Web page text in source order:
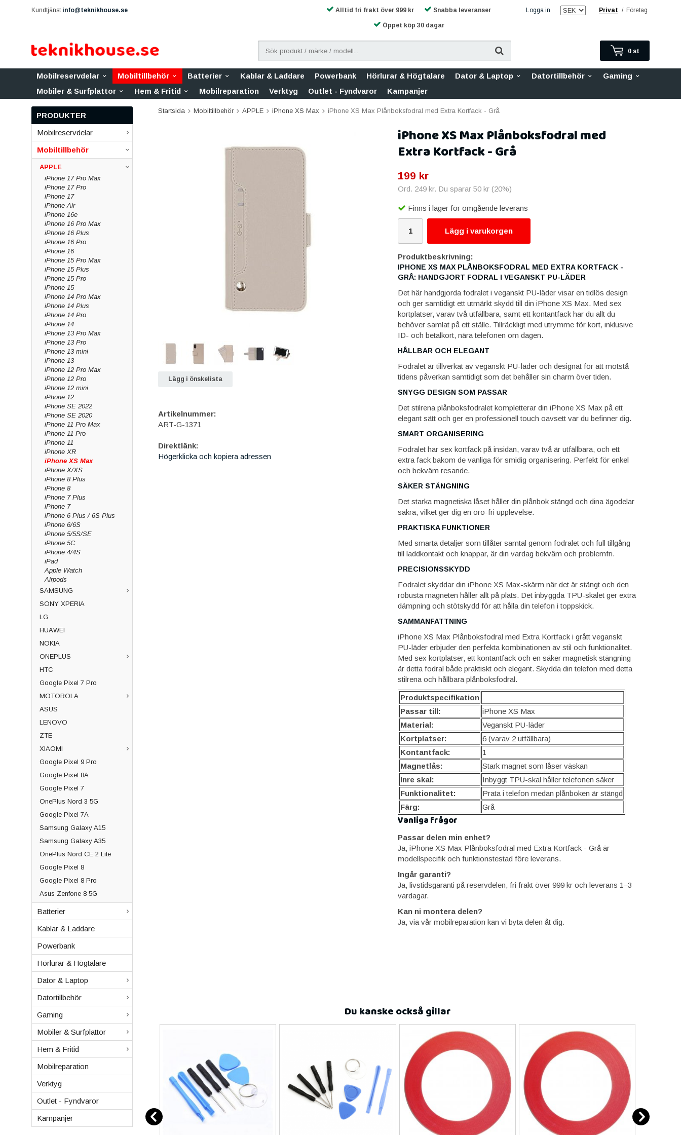
Kundtjänst info@teknikhouse.se Logga in Privat / Företag
Alltid fri frakt över 999 kr Snabba leveranser
Öppet köp 30 dagar
0 st
Mobilreservdelar Mobiltillbehör Batterier Kablar & Laddare Powerbank Hörlurar & Högtalare Dator & Laptop Datortillbehör
Gaming
Mobiler & Surfplattor
Hem & Fritid Mobilreparation Verktyg Outlet - Fyndvaror Kampanjer
PRODUKTER
Mobilreservdelar
Mobiltillbehör
APPLE
iPhone 17 Pro Max
iPhone 17 Pro
iPhone 17
iPhone Air
iPhone 16e
iPhone 16 Pro Max
iPhone 16 Plus
iPhone 16 Pro
iPhone 16
iPhone 15 Pro Max
iPhone 15 Plus
iPhone 15 Pro
iPhone 15
iPhone 14 Pro Max
iPhone 14 Plus
iPhone 14 Pro
iPhone 14
iPhone 13 Pro Max
iPhone 13 Pro
iPhone 13 mini
iPhone 13
iPhone 12 Pro Max
iPhone 12 Pro
iPhone 12 mini
iPhone 12
iPhone SE 2022
iPhone SE 2020
iPhone 11 Pro Max
iPhone 11 Pro
iPhone 11
iPhone XR
iPhone XS Max
iPhone X/XS
iPhone 8 Plus
iPhone 8
iPhone 7 Plus
iPhone 7
iPhone 6 Plus / 6S Plus
iPhone 6/6S
iPhone 5/5S/SE
iPhone 5C
iPhone 4/4S
iPad
Apple Watch
Airpods
SAMSUNG
SONY XPERIA
LG
HUAWEI
NOKIA
ONEPLUS
HTC
Google Pixel 7 Pro
MOTOROLA
ASUS
LENOVO
ZTE
XIAOMI
Google Pixel 9 Pro
Google Pixel 8A
Google Pixel 7
OnePlus Nord 3 5G
Google Pixel 7A
Samsung Galaxy A15
Samsung Galaxy A35
OnePlus Nord CE 2 Lite
Google Pixel 8
Google Pixel 8 Pro
Asus Zenfone 8 5G
Batterier
Kablar & Laddare
Powerbank
Hörlurar & Högtalare
Dator & Laptop
Datortillbehör
Gaming
Mobiler & Surfplattor
Hem & Fritid
Mobilreparation
Verktyg
Outlet - Fyndvaror
Kampanjer
Startsida Mobiltillbehör APPLE iPhone XS Max iPhone XS Max Plånboksfodral med Extra Kortfack - Grå
iPhone XS Max Plånboksfodral med
Extra Kortfack - Grå
199 kr
Ord. 249 kr. Du sparar 50 kr(20%)
Finns i lager för omgående leverans
Lägg i varukorgen
Produktbeskrivning:
IPHONE XS MAX PLÅNBOKSFODRAL MED EXTRA KORTFACK -
GRÅ: HANDGJORT FODRAL I VEGANSKT PU-LÄDER
Det här handgjorda fodralet i veganskt PU-läder visar en tidlös design
och ger samtidigt ett utmärkt skydd till din iPhone XS Max. Med sex
kortplatser, varav två utfällbara, samt ett kontantfack har du allt du
behöver samlat på ett ställe. Tillräckligt med utrymme för kort, inklusive
ID- och betalkort, nära telefonen om dagen.
HÅLLBAR OCH ELEGANT
Fodralet är tillverkat av veganskt PU-läder och designat för att motstå
tidens påverkan samtidigt som det behåller sin charm över tiden.
SNYGG DESIGN SOM PASSAR
Det stilrena plånboksfodralet kompletterar din iPhone XS Max på ett
elegant sätt och ger en professionell touch oavsett var du befinner dig.
SMART ORGANISERING
Fodralet har sex kortfack på insidan, varav två är utfällbara, och ett
extra fack bakom de vanliga för smidig organisering. Perfekt för enkel
och bekväm resande.
SÄKER STÄNGNING
Det starka magnetiska låset håller din plånbok stängd och dina ägodelar
säkra, vilket ger dig en oro-fri upplevelse.
PRAKTISKA FUNKTIONER
Med smarta detaljer som tillåter samtal genom fodralet och full tillgång
till laddkontakt och knappar, är din vardag bekväm och problemfri.
PRECISIONSSKYDD
Fodralet skyddar din iPhone XS Max-skärm när det är stängt och den
robusta magneten håller allt på plats. Det inbyggda TPU-skalet ger extra
dämpning och stötskydd för att hålla din telefon i toppskick.
SAMMANFATTNING
iPhone XS Max Plånboksfodral med Extra Kortfack i grått veganskt
PU-läder erbjuder den perfekta kombinationen av stil och funktionalitet.
Med sex kortplatser, ett kontantfack och en säker magnetisk stängning
är detta fodral både praktiskt och elegant. Skydda din telefon med detta
stilrena och hållbara plånboksfodral.
Produktspecifikation
Passar till:
iPhone XS Max
Material:
Veganskt PU-läder
Kortplatser:
6 (varav 2 utfällbara)
Kontantfack:
1
Magnetlås:
Stark magnet som låser väskan
Inre skal:
Inbyggt TPU-skal håller telefonen säker
Funktionalitet:
Prata i telefon medan plånboken är stängd
Färg:
Grå
Vanliga frågor
Passar delen min enhet?
Ja, iPhone XS Max Plånboksfodral med Extra Kortfack - Grå är
modellspecifik och funktionstestad före leverans.
Ingår garanti?
Ja, livstidsgaranti på reservdelen, fri frakt över 999 kr och leverans 1–3
vardagar.
Kan ni montera delen?
Ja, via vår mobilreparation kan vi byta delen åt dig.
Lägg i önskelista
Artikelnummer:
ART-G-1371
Direktlänk:
Högerklicka och kopiera adressen
Du kanske också gillar